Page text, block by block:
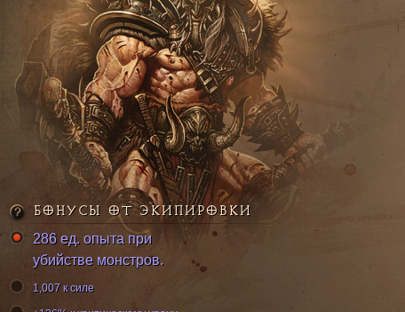
БОНУСЫ ОТ ЭКИПИРОВКИ
286 ед. опыта при
убийстве монстров.
1,007 к силе